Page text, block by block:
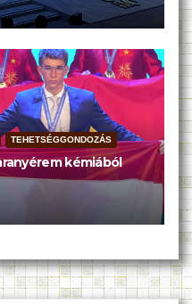
TEHETSÉGGONDOZÁS
kémiából